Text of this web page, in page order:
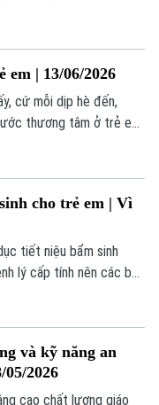
| 13/06/2026
cứ mỗi dịp hè đến,
thương tâm ở trẻ em
trẻ được trang bị kiến
giám sát kịp thời của
cho trẻ em | Vì
tiết niệu bẩm sinh
lý cấp tính nên các bậc
của trẻ.
và kỹ năng an
2026
cao chất lượng giáo